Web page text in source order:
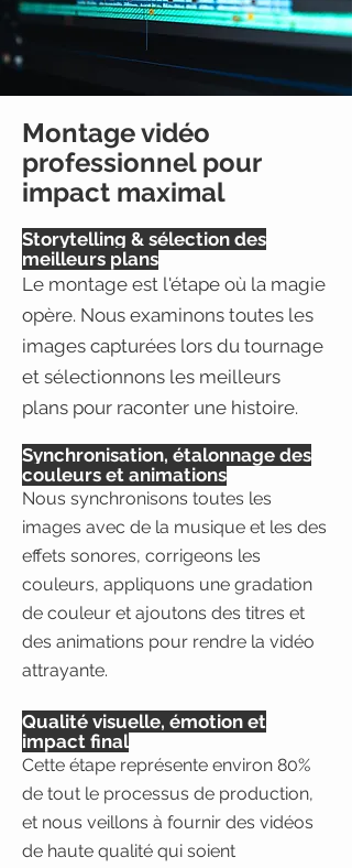
Montage vidéo
professionnel pour
impact maximal
Storytelling & sélection des
meilleurs plans
Le montage est l'étape où la magie
opère. Nous examinons toutes les
images capturées lors du tournage
et sélectionnons les meilleurs
plans pour raconter une histoire.
Synchronisation, étalonnage des
couleurs et animations
Nous synchronisons toutes les
images avec de la musique et les des
effets sonores, corrigeons les
couleurs, appliquons une gradation
de couleur et ajoutons des titres et
des animations pour rendre la vidéo
attrayante.
Qualité visuelle, émotion et
impact final
Cette étape représente environ 80%
de tout le processus de production,
et nous veillons à fournir des vidéos
de haute qualité qui soient